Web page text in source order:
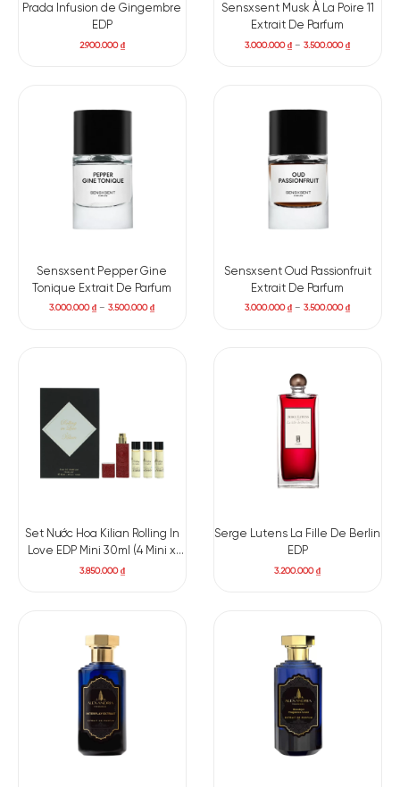
Prada Infusion de Gingembre
EDP
2.900.000₫
Sensxsent Musk À La Poire 11
Extrait De Parfum
3.000.000₫ –3.500.000₫
Sensxsent Pepper Gine
Tonique Extrait De Parfum
3.000.000₫ –3.500.000₫
Sensxsent Oud Passionfruit
Extrait De Parfum
3.000.000₫ –3.500.000₫
Set Nước Hoa Kilian Rolling In
Love EDP Mini 30ml (4 Mini x
7,5ml + case)
3.850.000₫
Serge Lutens La Fille De Berlin
EDP
3.200.000₫